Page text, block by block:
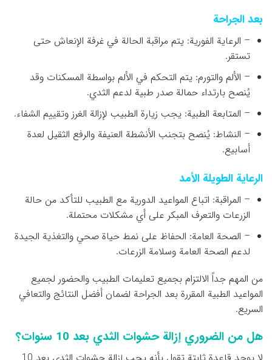
بعد الجراحة
– الرعاية الفورية: يتم مراقبة الحالة في غرفة الإنعاش حتى
تستقر.
– الألم والتورم: يتم التحكم في الألم بواسطة المسكنات وقد
يُنصح بارتداء حمالة صدر طبية لدعم الثدي.
– المتابعة الطبية: يجب زيارة الطبيب لإزالة الغرز وتقييم الشفاء.
– النشاط: يُنصح بتجنب الأنشطة العنيفة والرفع الثقيل لعدة
أسابيع.
الرعاية الطويلة الأمد
– المراقبة: اتباع المواعيد الدورية مع الطبيب للتأكد من حالة
الزرعات والتعرف المبكر على أي مشكلات محتملة.
– الصحة العامة: الحفاظ على نمط حياة صحي والتغذية الجيدة
لدعم الصحة العامة وسلامة الزرعات.
من المهم جداً الالتزام بجميع تعليمات الطبيب والحضور لجميع
المواعيد الطبية المقررة بعد الجراحة لضمان أفضل النتائج والتعافي
السريع.
هل من الضروري إزالة حشوات الثدي بعد 10 سنوات؟